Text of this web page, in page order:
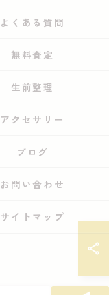
よくある質問
無料査定
生前整理
アクセサリー
ブログ
お問い合わせ
サイトマップ